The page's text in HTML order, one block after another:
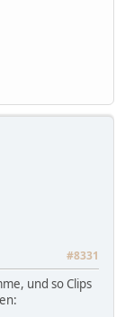
#8331
und so Clips